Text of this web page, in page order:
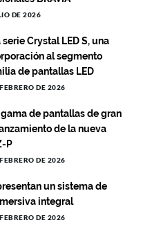
DE 2026
Crystal LED S, una
al segmento
de pantallas LED
DE 2026
de pantallas de gran
de la nueva
P
DE 2026
un sistema de
integral
DE 2026